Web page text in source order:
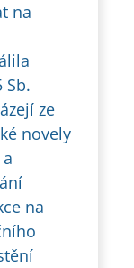
na
Sb.
ze
novely
na